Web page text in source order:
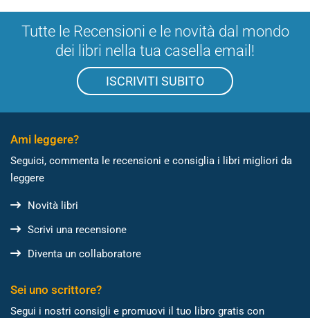
Tutte le Recensioni e le novità dal mondo
dei libri nella tua casella email!
ISCRIVITI SUBITO
Ami leggere?
Seguici, commenta le recensioni e consiglia i libri migliori da
leggere
Novità libri
Scrivi una recensione
Diventa un collaboratore
Sei uno scrittore?
Segui i nostri consigli e promuovi il tuo libro gratis con